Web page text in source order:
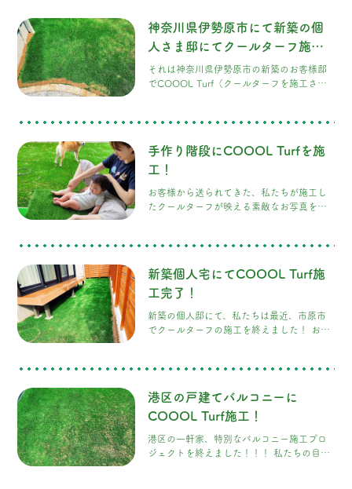
神奈川県伊勢原市にて新築の個
人さま邸にてクールターフ施
工！
それは神奈川県伊勢原市の新築のお客様邸
でCOOOL Turf（クールターフを施工させ
年、施工が完成しました。 こだわりが詰ま
が随所に見られました。
手作り階段にCOOOL Turfを施
工！
お客様から送られてきた、私たちが施工し
たクールターフが映える素敵なお写真をい
へ出るのに少し高さがあるとのことで、お
ッキへの導線としてクールターフをご提案
させていただきました！ そして、そのアイ
も良かったです！
新築個人宅にてCOOOL Turf施
工完了！
新築の個人邸にて、私たちは最近、市原市
でクールターフの施工を終えました！ お客
することができました！
港区の戸建てバルコニーに
COOOL Turf施工！
港区の一軒家、特別なバルコニー施工プロ
ジェクトを終えました！！！ 私たちの目指